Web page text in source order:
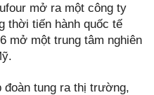
mở ra một công ty
thời tiến hành quốc tế
mở một trung tâm nghiên
đoàn tung ra thị trường,